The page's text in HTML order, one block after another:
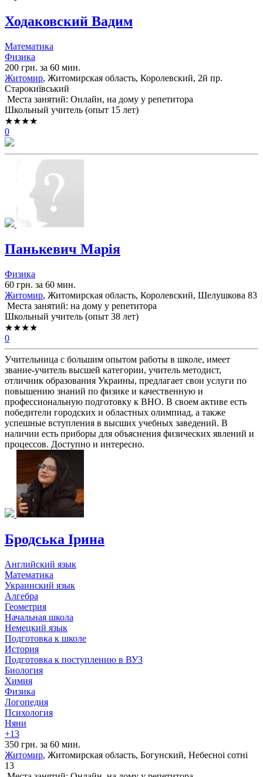
Ходаковский Вадим
Математика
Физика
200 грн. за 60 мин.
Житомир, Житомирская область, Королевский, 2й пр.
Старокиївський
Места занятий: Онлайн, на дому у репетитора
Школьный учитель (опыт 15 лет)
★★★★
0
Панькевич Марія
Физика
60 грн. за 60 мин.
Житомир, Житомирская область, Королевский, Шелушкова 83
Места занятий: на дому у репетитора
Школьный учитель (опыт 38 лет)
★★★★
0
Учительница с большим опытом работы в школе, имеет
звание-учитель высшей категории, учитель методист,
отличник образования Украины, предлагает свои услуги по
повышению знаний по физике и качественную и
профессиональную подготовку к ВНО. В своем активе есть
победители городских и областных олимпиад, а также
успешные вступления в высших учебных заведений. В
наличии есть приборы для объяснения физических явлений и
процессов. Доступно и интересно.
Бродська Ірина
Английский язык
Математика
Украинский язык
Алгебра
Геометрия
Начальная школа
Немецкий язык
Подготовка к школе
История
Подготовка к поступлению в ВУЗ
Биология
Химия
Физика
Логопедия
Психология
Няни
+13
350 грн. за 60 мин.
Житомир, Житомирская область, Богунский, Небесноі сотні
13